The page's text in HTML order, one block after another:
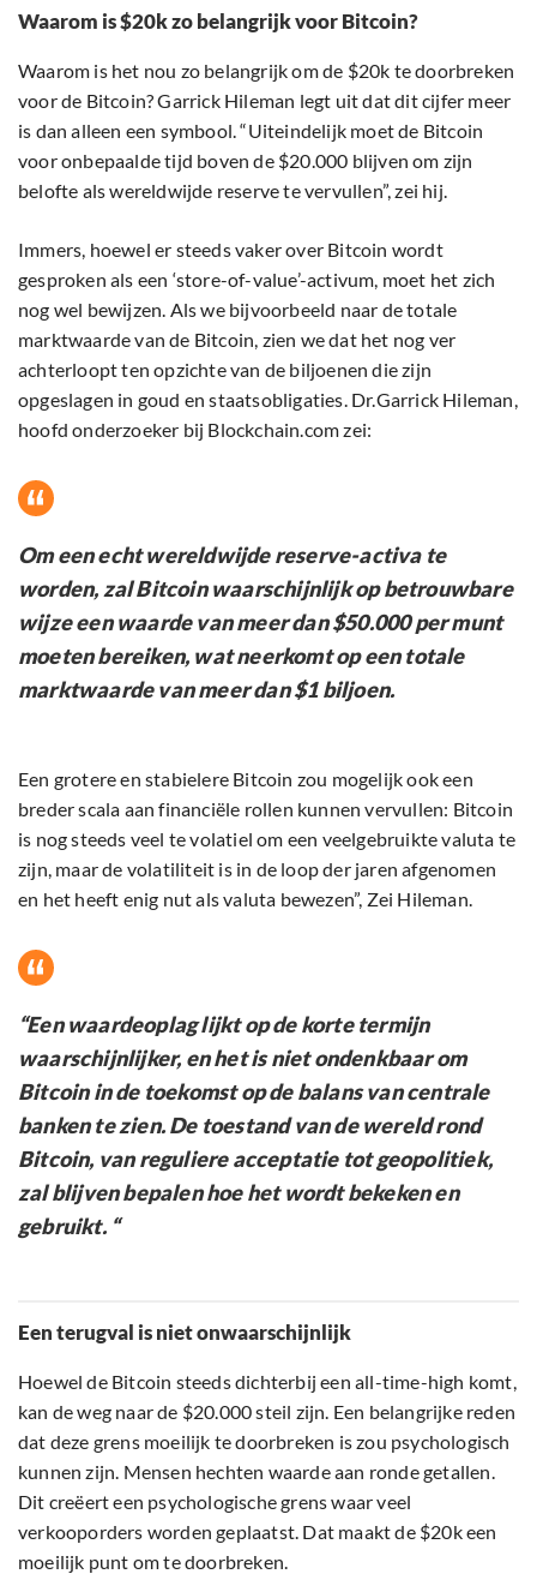
Waarom is $20k zo belangrijk voor Bitcoin?
Waarom is het nou zo belangrijk om de $20k te doorbreken
voor de Bitcoin? Garrick Hileman legt uit dat dit cijfer meer
is dan alleen een symbool. “Uiteindelijk moet de Bitcoin
voor onbepaalde tijd boven de $20.000 blijven om zijn
belofte als wereldwijde reserve te vervullen”, zei hij.
Immers, hoewel er steeds vaker over Bitcoin wordt
gesproken als een ‘store-of-value’-activum, moet het zich
nog wel bewijzen. Als we bijvoorbeeld naar de totale
marktwaarde van de Bitcoin, zien we dat het nog ver
achterloopt ten opzichte van de biljoenen die zijn
opgeslagen in goud en staatsobligaties. Dr.Garrick Hileman,
hoofd onderzoeker bij Blockchain.com zei:
Om een ​​echt wereldwijde reserve-activa te
worden, zal Bitcoin waarschijnlijk op betrouwbare
wijze een waarde van meer dan $50.000 per munt
moeten bereiken, wat neerkomt op een totale
marktwaarde van meer dan $1 biljoen.
Een grotere en stabielere Bitcoin zou mogelijk ook een
breder scala aan financiële rollen kunnen vervullen: Bitcoin
is nog steeds veel te volatiel om een ​​veelgebruikte valuta te
zijn, maar de volatiliteit is in de loop der jaren afgenomen
en het heeft enig nut als valuta bewezen”, Zei Hileman.
“Een waardeoplag lijkt op de korte termijn
waarschijnlijker, en het is niet ondenkbaar om
Bitcoin in de toekomst op de balans van centrale
banken te zien. De toestand van de wereld rond
Bitcoin, van reguliere acceptatie tot geopolitiek,
zal blijven bepalen hoe het wordt bekeken en
gebruikt. “
Een terugval is niet onwaarschijnlijk
Hoewel de Bitcoin steeds dichterbij een all-time-high komt,
kan de weg naar de $20.000 steil zijn. Een belangrijke reden
dat deze grens moeilijk te doorbreken is zou psychologisch
kunnen zijn. Mensen hechten waarde aan ronde getallen.
Dit creëert een psychologische grens waar veel
verkooporders worden geplaatst. Dat maakt de $20k een
moeilijk punt om te doorbreken.